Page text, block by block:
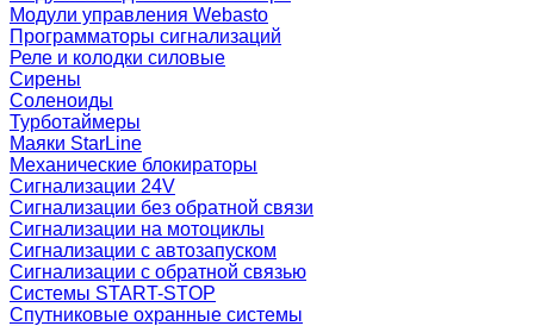
Модули управления Webasto
Программаторы сигнализаций
Реле и колодки силовые
Сирены
Соленоиды
Турботаймеры
Маяки StarLine
Механические блокираторы
Сигнализации 24V
Сигнализации без обратной связи
Сигнализации на мотоциклы
Сигнализации с автозапуском
Сигнализации с обратной связью
Системы START-STOP
Спутниковые охранные системы